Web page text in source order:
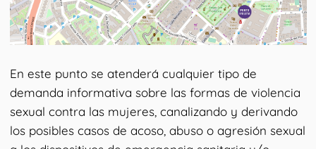
En este punto se atenderá cualquier tipo de
demanda informativa sobre las formas de violencia
sexual contra las mujeres, canalizando y derivando
los posibles casos de acoso, abuso o agresión sexual